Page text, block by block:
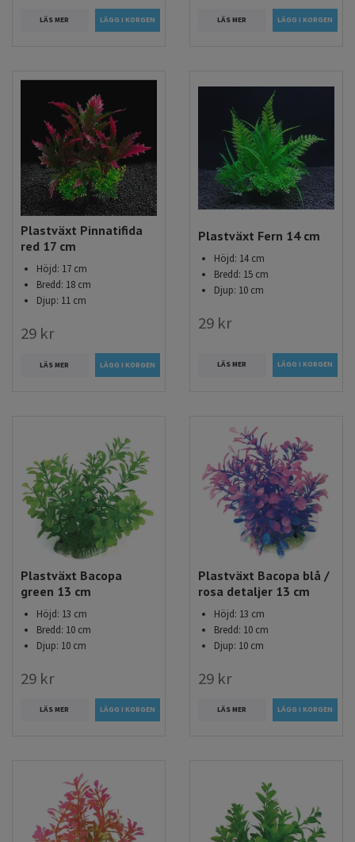
LÄS MER LÄS MER
Plastväxt Pinnatifida
red 17 cm
Höjd: 17 cm
Bredd: 18 cm
Djup: 11 cm
29 kr
LÄS MER
Plastväxt Fern 14 cm
Höjd: 14 cm
Bredd: 15 cm
Djup: 10 cm
29 kr
LÄS MER
Plastväxt Bacopa
green 13 cm
Höjd: 13 cm
Bredd: 10 cm
Djup: 10 cm
29 kr
LÄS MER
Plastväxt Bacopa blå /
rosa detaljer 13 cm
Höjd: 13 cm
Bredd: 10 cm
Djup: 10 cm
29 kr
LÄS MER